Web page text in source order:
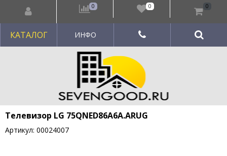
КАТАЛОГ ИНФО
Телевизор LG 75QNED86A6A.ARUG
Артикул: 00024007
0 0 0